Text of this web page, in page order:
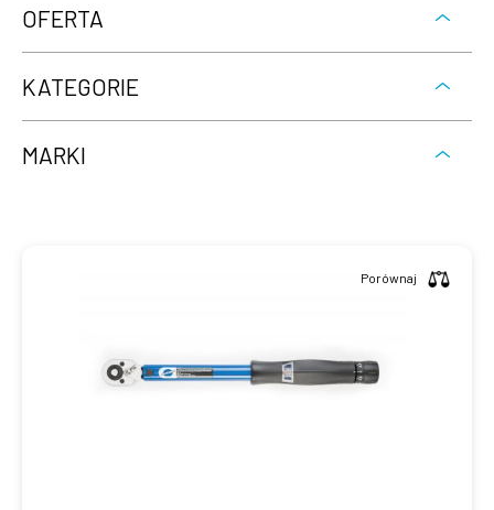
OFERTA
KATEGORIE
MARKI
Porównaj